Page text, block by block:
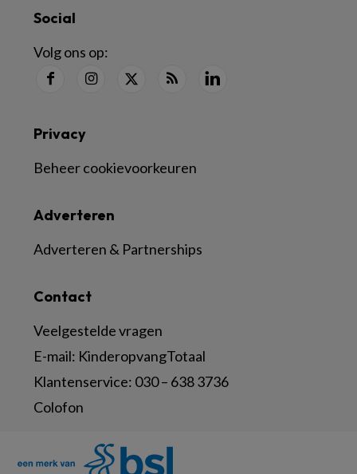
Social
Volg ons op:
Contact
Veelgestelde vragen
E-mail: KinderopvangTotaal
Klantenservice: 030 – 638 3736
Colofon
Adverteren
Adverteren & Partnerships
Privacy
Beheer cookievoorkeuren